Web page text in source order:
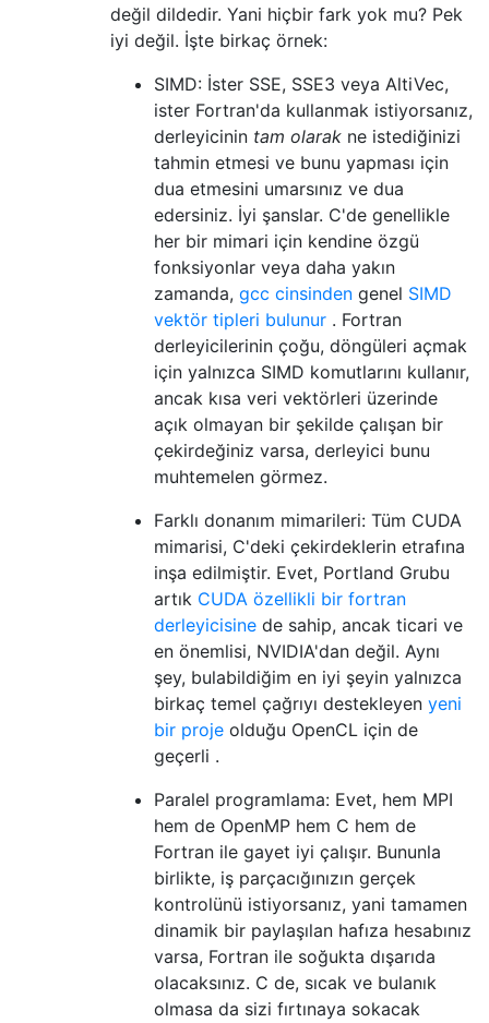
değil dildedir. Yani hiçbir fark yok mu? Pek
iyi değil. İşte birkaç örnek:
SIMD: İster SSE, SSE3 veya AltiVec,
ister Fortran'da kullanmak istiyorsanız,
derleyicinin tam olarak ne istediğinizi
tahmin etmesi ve bunu yapması için
dua etmesini umarsınız ve dua
edersiniz. İyi şanslar. C'de genellikle
her bir mimari için kendine özgü
fonksiyonlar veya daha yakın
zamanda, gcc cinsinden genel SIMD
vektör tipleri bulunur . Fortran
derleyicilerinin çoğu, döngüleri açmak
için yalnızca SIMD komutlarını kullanır,
ancak kısa veri vektörleri üzerinde
açık olmayan bir şekilde çalışan bir
çekirdeğiniz varsa, derleyici bunu
muhtemelen görmez.
Farklı donanım mimarileri: Tüm CUDA
mimarisi, C'deki çekirdeklerin etrafına
inşa edilmiştir. Evet, Portland Grubu
artık CUDA özellikli bir fortran
derleyicisine de sahip, ancak ticari ve
en önemlisi, NVIDIA'dan değil. Aynı
şey, bulabildiğim en iyi şeyin yalnızca
birkaç temel çağrıyı destekleyen yeni
bir proje olduğu OpenCL için de
geçerli .
Paralel programlama: Evet, hem MPI
hem de OpenMP hem C hem de
Fortran ile gayet iyi çalışır. Bununla
birlikte, iş parçacığınızın gerçek
kontrolünü istiyorsanız, yani tamamen
dinamik bir paylaşılan hafıza hesabınız
varsa, Fortran ile soğukta dışarıda
olacaksınız. C de, sıcak ve bulanık
olmasa da sizi fırtınaya sokacak